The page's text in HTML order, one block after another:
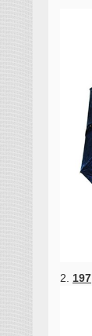
2. 197